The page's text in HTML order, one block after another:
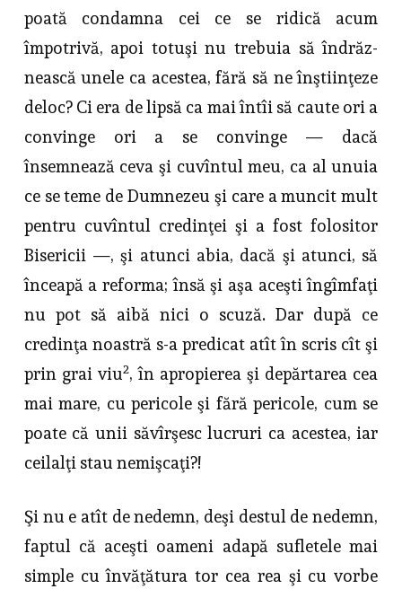
poată con­damna cei ce se ridică acum
împotrivă, apoi totuşi nu trebuia să îndrăz­
nească unele ca acestea, fără să ne înştiinţeze
deloc? Ci era de lipsă ca mai întîi să caute ori a
convinge ori a se convinge — dacă
însemnează ceva şi cuvîntul meu, ca al unuia
ce se teme de Dumnezeu şi care a muncit mult
pentru cuvîntul credinţei şi a fost folositor
Bisericii —, şi atunci abia, dacă şi atunci, să
înceapă a reforma; însă şi aşa aceşti îngîmfaţi
nu pot să aibă nici o scuză. Dar după ce
credinţa noastră s-a predicat atît în scris cît şi
prin grai viu2, în apropierea şi depărtarea cea
mai mare, cu pericole şi fără pericole, cum se
poate că unii săvîrşesc lucruri ca acestea, iar
ceilalţi stau nemişcaţi?!
Şi nu e atît de nedemn, deşi destul de nedemn,
faptul că aceşti oameni adapă sufletele mai
simple cu învăţătura tor cea rea şi cu vorbe